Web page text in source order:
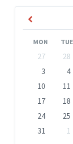
Previous
MON TUE
calendar
27 28
3
4
10
11
17
18
24
25
31
1